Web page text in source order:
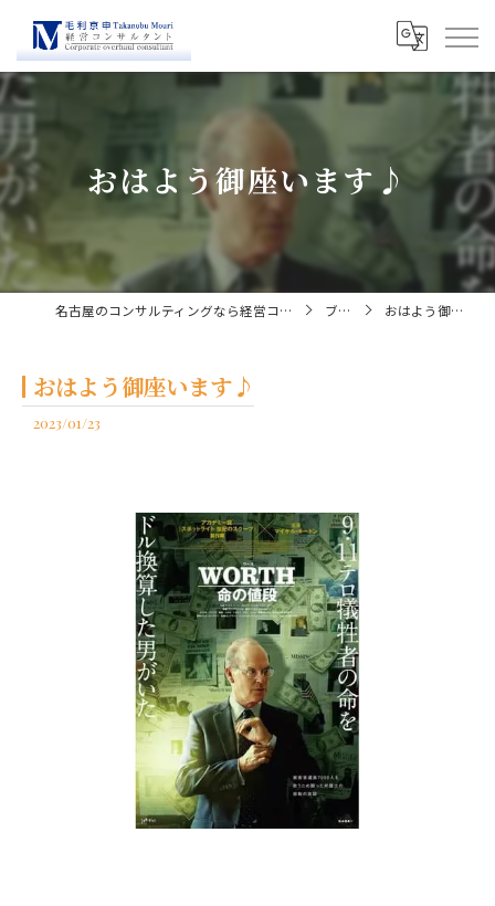
おはよう御座います♪
名古屋のコンサルティングなら経営コンサルタント毛利京申 ブログ おはよう御座います♪
おはよう御座います♪
2023/01/23